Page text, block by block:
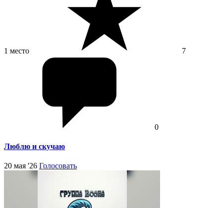
1 место 7
0
Люблю и скучаю
20 мая '26 Голосовать